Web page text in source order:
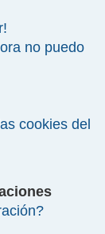
no puedo
cookies del